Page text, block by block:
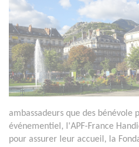
ambassadeurs que des
événementiel, l'APF-France
pour assurer leur accueil, la